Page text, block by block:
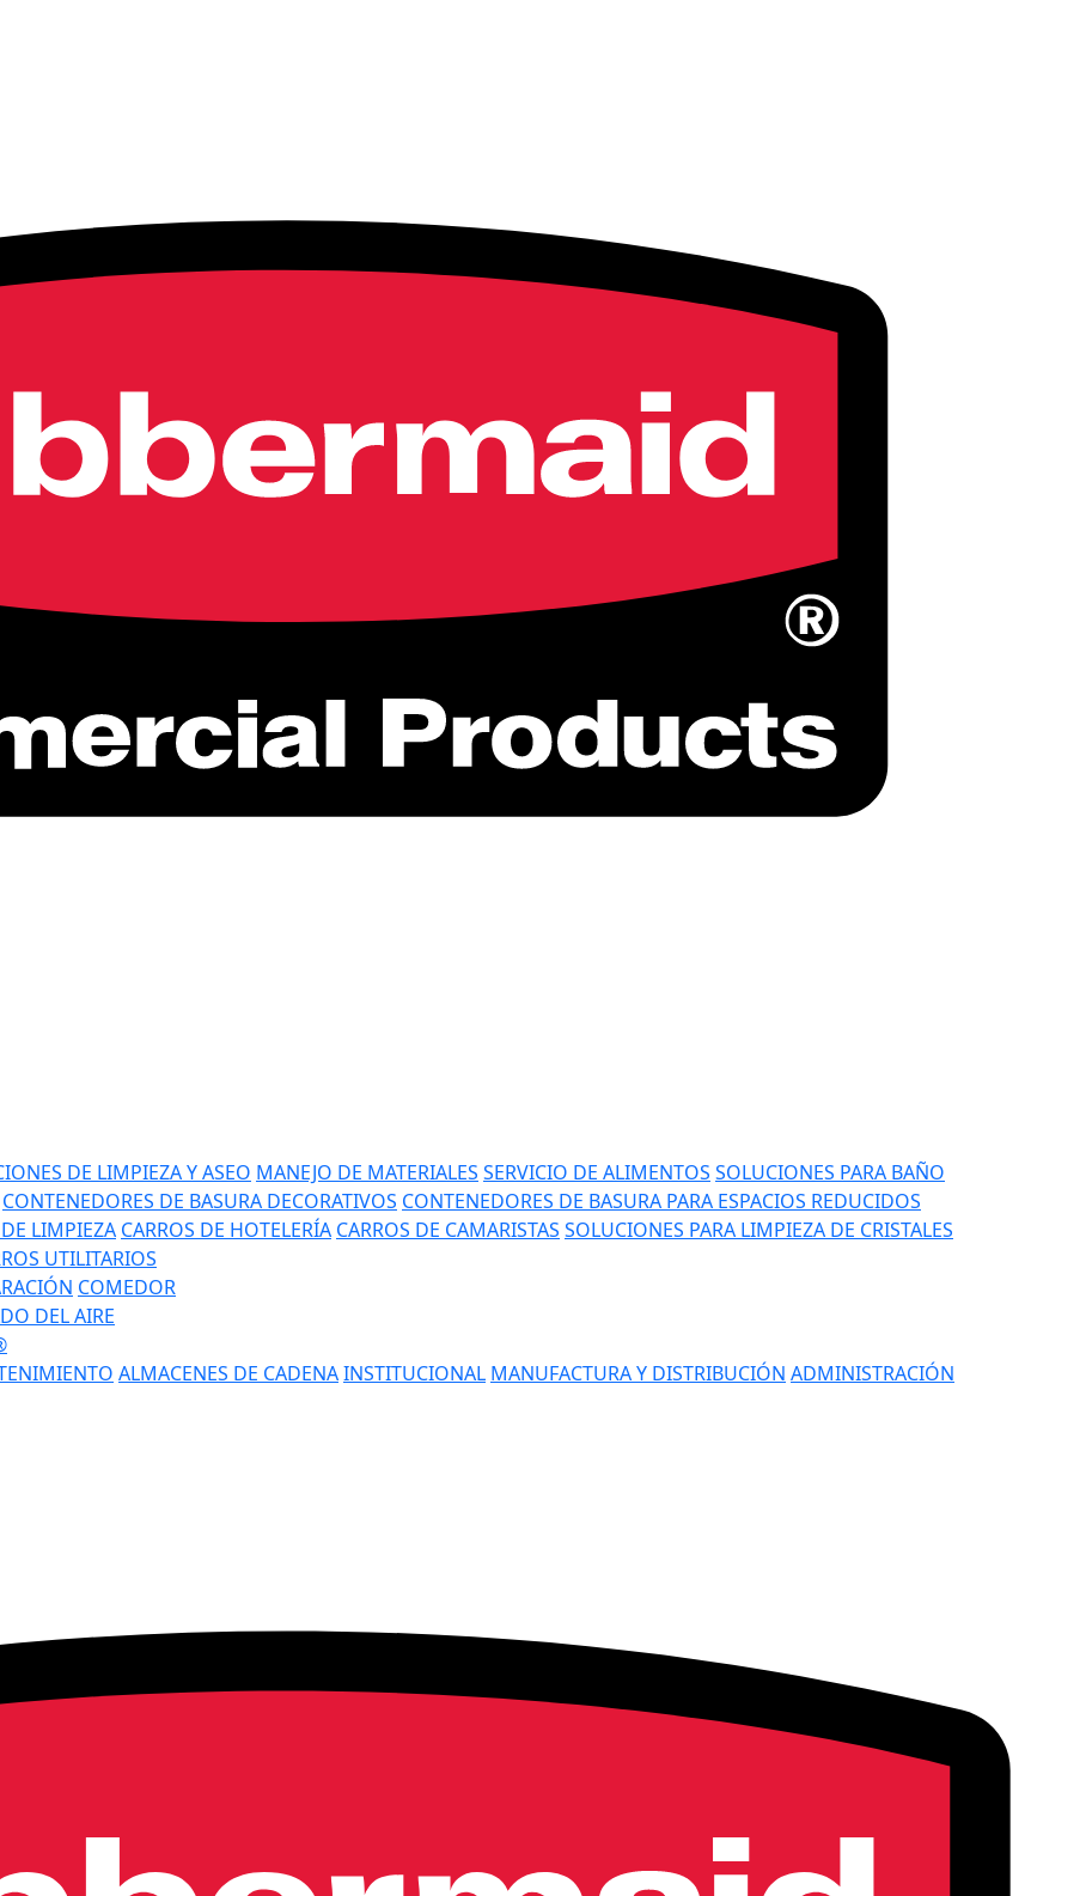
DE LIMPIEZA Y ASEO MANEJO DE MATERIALES SERVICIO DE ALIMENTOS SOLUCIONES PARA BAÑO
CONTENEDORES DE BASURA DECORATIVOS CONTENEDORES DE BASURA PARA ESPACIOS REDUCIDOS
LIMPIEZA CARROS DE HOTELERÍA CARROS DE CAMARISTAS SOLUCIONES PARA LIMPIEZA DE CRISTALES
UTILITARIOS
COMEDOR
DEL AIRE
ALMACENES DE CADENAINSTITUCIONAL MANUFACTURA Y DISTRIBUCIÓN ADMINISTRACIÓN